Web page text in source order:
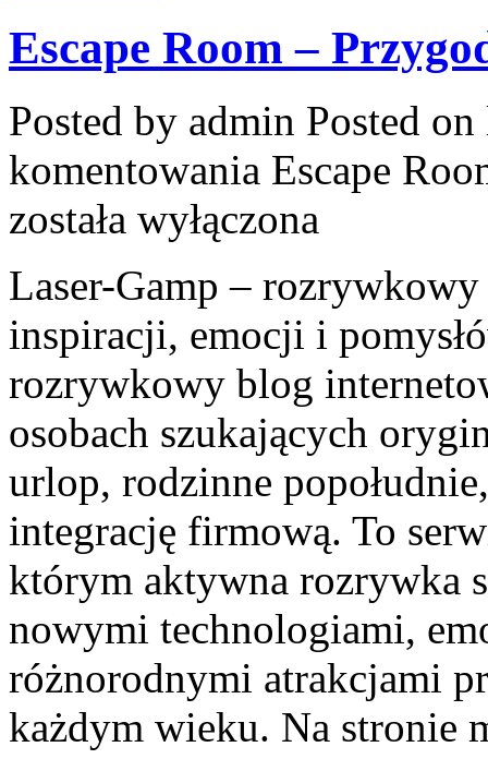
Escape Room –
Posted by admin Posted
komentowania Escape
została wyłączona
Laser-Gamp –
inspiracji, emocji i
rozrywkowy blog
osobach szukających
urlop, rodzinne
integrację firmową. To
którym aktywna rozrywka
nowymi technologiami,
różnorodnymi atrakcjami
każdym wieku. Na stronie